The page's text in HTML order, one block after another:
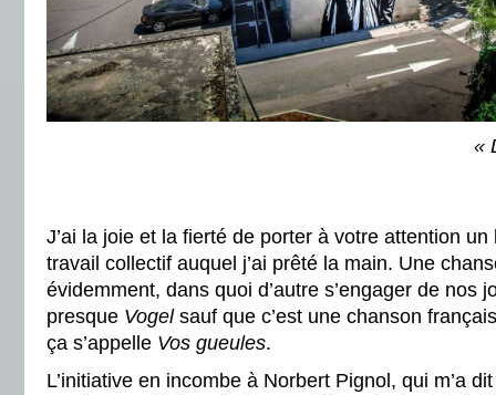
«
J’ai la joie et la fierté de porter à votre attention
travail collectif auquel j’ai prêté la main. Une
évidemment, dans quoi d’autre s’engager de nos
presque Vogelsauf que c’est une chanson
ça s’appelle Vos gueules.
L’initiative en incombe à Norbert Pignol, qui m’a